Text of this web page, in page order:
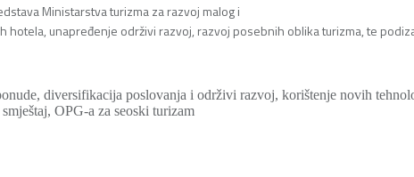
Ministarstva turizma za razvoj malog i
unapređenje održivi razvoj, razvoj posebnih oblika turizma, te
diversifikacija poslovanja i održivi razvoj, korištenje novih
OPG-a za seoski turizam